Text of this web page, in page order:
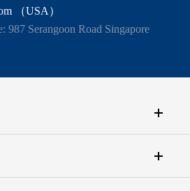
（USA）
987 Serangoon Road Singapore